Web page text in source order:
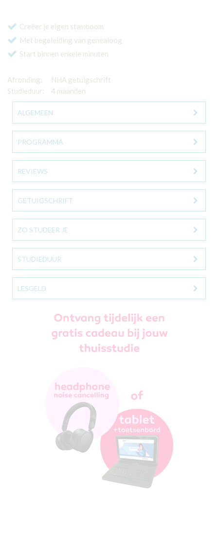
Creëer je eigen stamboom
Met begeleiding van genealoog
Start binnen enkele minuten
Afronding:
NHA getuigschrift
Studieduur:
4 maanden
ALGEMEEN
PROGRAMMA
REVIEWS
GETUIGSCHRIFT
ZO STUDEER JE
STUDIEDUUR
LESGELD